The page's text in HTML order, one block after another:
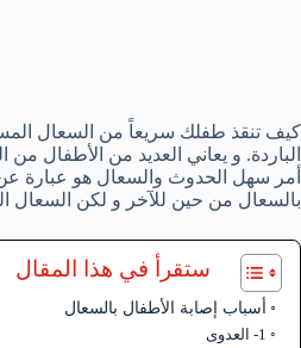
كيف تنقذ طفلك سريعاً من السعال
الباردة. و يعاني العديد من الأطفال
أمر سهل الحدوث والسعال هو عبارة
بالسعال من حين للآخر و لكن السعال
ستقرأ في هذا المقال
أسباب إصابة الأطفال بالسعال
1- العدوى